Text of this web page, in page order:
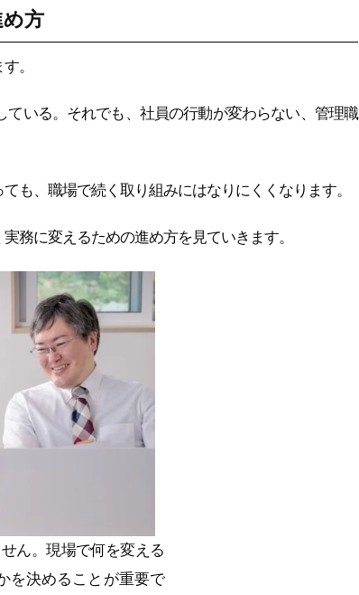
方
。
いる。それでも、社員の行動が変わらない、管理職
も、職場で続く取り組みにはなりにくくなります。
務に変えるための進め方を見ていきます。
ん。現場で何を変える
を決めることが重要で